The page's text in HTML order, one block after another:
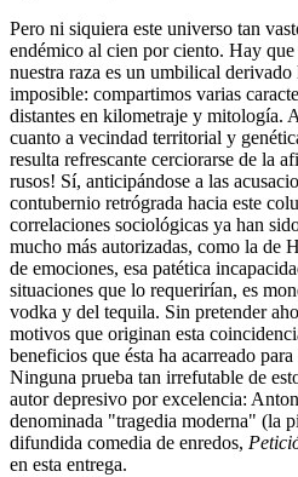
Pero ni siquiera este universo tan
endémico al cien por ciento. Hay
nuestra raza es un umbilical
imposible: compartimos varias
distantes en kilometraje y mitología.
cuanto a vecindad territorial y
resulta refrescante cerciorarse de la
rusos! Sí, anticipándose a las
contubernio retrógrada hacia este
correlaciones sociológicas ya han
mucho más autorizadas, como la de
de emociones, esa patética
situaciones que lo requerirían, es
vodka y del tequila. Sin pretender
motivos que originan esta
beneficios que ésta ha acarreado
Ninguna prueba tan irrefutable de
autor depresivo por excelencia:
denominada "tragedia moderna" (la
difundida comedia de enredos,
en esta entrega.